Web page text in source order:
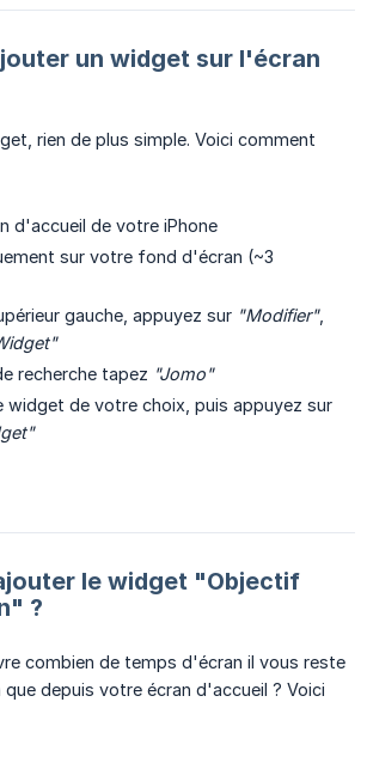
un widget sur l'écran
rien de plus simple. Voici comment
d'accueil de votre iPhone
sur votre fond d'écran (~3
gauche, appuyez sur "Modifier",
recherche tapez "Jomo"
widget de votre choix, puis appuyez sur
le widget "Objectif
?
combien de temps d'écran il vous reste
que depuis votre écran d'accueil ? Voici